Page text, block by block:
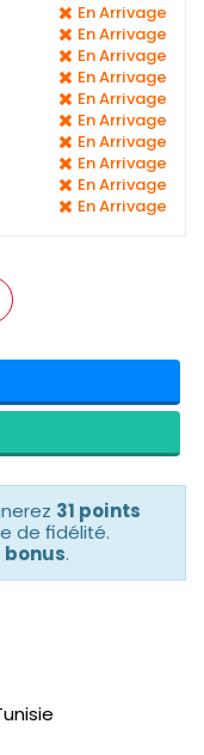
En Arrivage
En Arrivage
En Arrivage
En Arrivage
En Arrivage
En Arrivage
En Arrivage
En Arrivage
En Arrivage
En Arrivage
31 points
de fidélité.
bonus.